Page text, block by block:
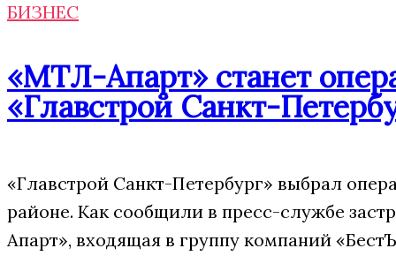
БИЗНЕС
«МТЛ-Апарт» станет
«Главстрой Санкт-
«Главстрой Санкт-Петербург» выбрал
районе. Как сообщили в пресс-службе
Апарт», входящая в группу компаний